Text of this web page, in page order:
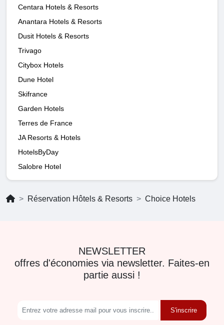
Centara Hotels & Resorts
Anantara Hotels & Resorts
Dusit Hotels & Resorts
Trivago
Citybox Hotels
Dune Hotel
Skifrance
Garden Hotels
Terres de France
JA Resorts & Hotels
HotelsByDay
Salobre Hotel
Réservation Hôtels & Resorts Choice Hotels
NEWSLETTER
offres d'économies via newsletter. Faites-en
partie aussi !
S'inscrire